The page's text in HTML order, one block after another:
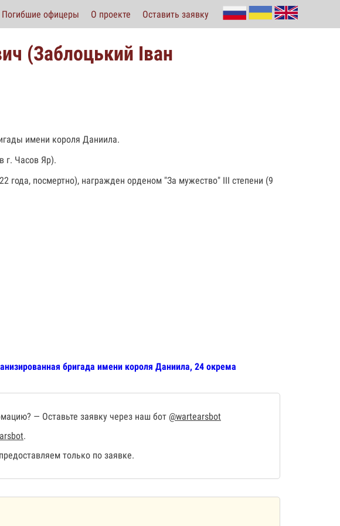
Погибшие офицеры О проекте Оставить заявку
(Заблоцький Іван
имени короля Даниила.
г. Часов Яр).
года, посмертно), награжден орденом "За мужество" III степени (9
бригада имени короля Даниила, 24 окрема
— Оставьте заявку через наш бот @wartearsbot
.
только по заявке.